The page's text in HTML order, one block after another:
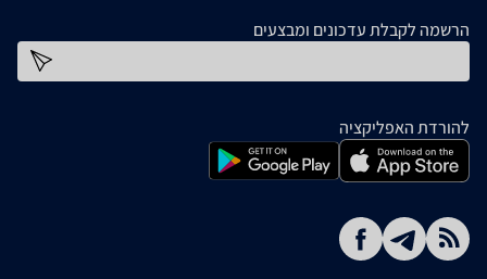
הרשמה לקבלת עדכונים ומבצעים
להורדת האפליקציה